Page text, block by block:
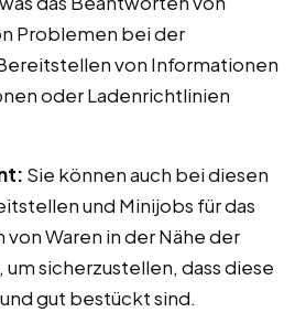
Problemen bei der
von Informationen
oder Ladenrichtlinien
Sie können auch bei diesen
und Minijobs für das
Waren in der Nähe der
um sicherzustellen, dass diese
gut bestückt sind.